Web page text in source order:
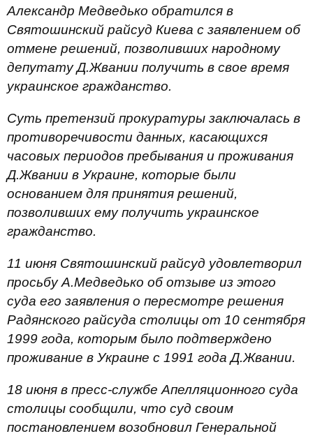
Александр Медведько обратился в
Святошинский райсуд Киева с заявлением об
отмене решений, позволивших народному
депутату Д.Жвании получить в свое время
украинское гражданство.
Суть претензий прокуратуры заключалась в
противоречивости данных, касающихся
часовых периодов пребывания и проживания
Д.Жвании в Украине, которые были
основанием для принятия решений,
позволивших ему получить украинское
гражданство.
11 июня Святошинский райсуд удовлетворил
просьбу А.Медведько об отзыве из этого
суда его заявления о пересмотре решения
Радянского райсуда столицы от 10 сентября
1999 года, которым было подтверждено
проживание в Украине с 1991 года Д.Жвании.
18 июня в пресс-службе Апелляционного суда
столицы сообщили, что суд своим
постановлением возобновил Генеральной